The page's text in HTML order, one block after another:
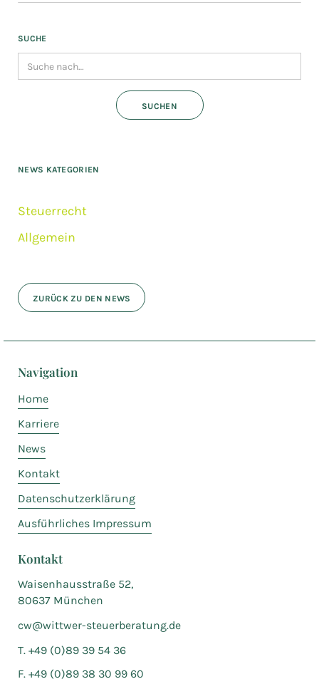
SUCHE
NEWS KATEGORIEN
Steuerrecht
Allgemein
ZURÜCK ZU DEN NEWS
Navigation
Home
Karriere
News
Kontakt
Datenschutzerklärung
Ausführliches Impressum
Kontakt
Waisenhausstraße 52,
80637 München
cw@wittwer-steuerberatung.de
T. +49 (0)89 39 54 36
F. +49 (0)89 38 30 99 60